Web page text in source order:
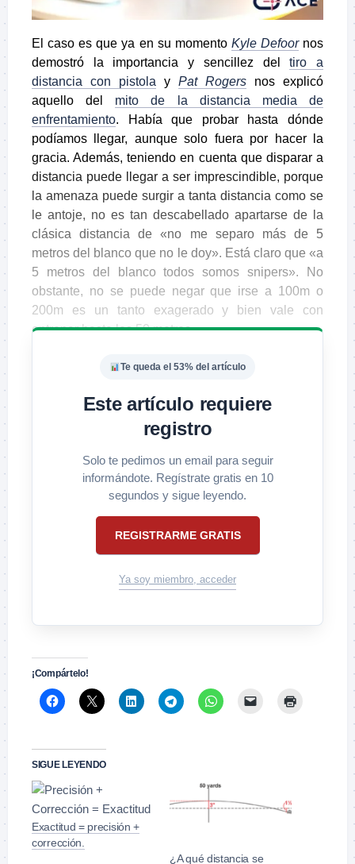
El caso es que ya en su momento Kyle Defoornos
demostró la importancia y sencillez deltiro a
distancia con pistola y Pat Rogers nos explicó
aquello del mito de la distancia media de
enfrentamiento. Había que probar hasta dónde
podíamos llegar, aunque solo fuera por hacer la
gracia. Además, teniendo en cuenta que disparar a
distancia puede llegar a ser imprescindible, porque
la amenaza puede surgir a tanta distancia como se
le antoje, no es tan descabellado apartarse de la
clásica distancia de «no me separo más de 5
metros del blanco que no le doy». Está claro que «a
5 metros del blanco todos somos snipers». No
obstante, no se puede negar que irse a 100m o
200m es un tanto exagerado y bien vale con
entrenar hasta los 50 metros.
Te queda el 53% del artículo
Este artículo requiere
registro
Solo te pedimos un email para seguir
informándote. Regístrate gratis en 10
segundos y sigue leyendo.
REGISTRARME GRATIS
Ya soy miembro, acceder
¡Compártelo!
SIGUE LEYENDO
Exactitud = precisión +
corrección.
¿A qué distancia se